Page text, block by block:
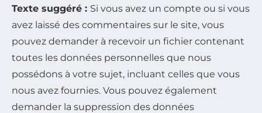
Texte suggéré : Si vous avez un compte ou si vous
avez laissé des commentaires sur le site, vous
pouvez demander à recevoir un fichier contenant
toutes les données personnelles que nous
possédons à votre sujet, incluant celles que vous
nous avez fournies. Vous pouvez également
demander la suppression des données